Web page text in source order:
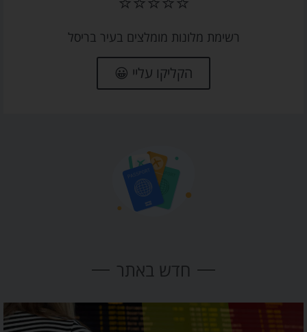
רשימת מלונות מומלצים בעיר בריסל
הקליקו עליי 😀
חדש באתר